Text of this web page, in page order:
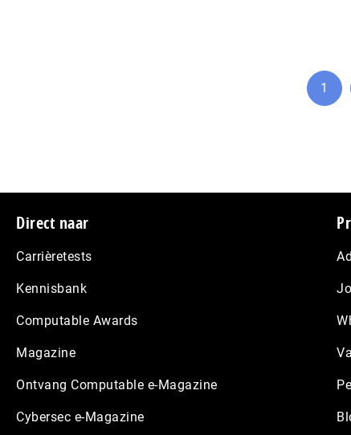
Ga
1
Footer
Direct naar
Carrièretests
Kennisbank
Computable Awards
Magazine
Ontvang Computable e-Magazine
Cybersec e-Magazine